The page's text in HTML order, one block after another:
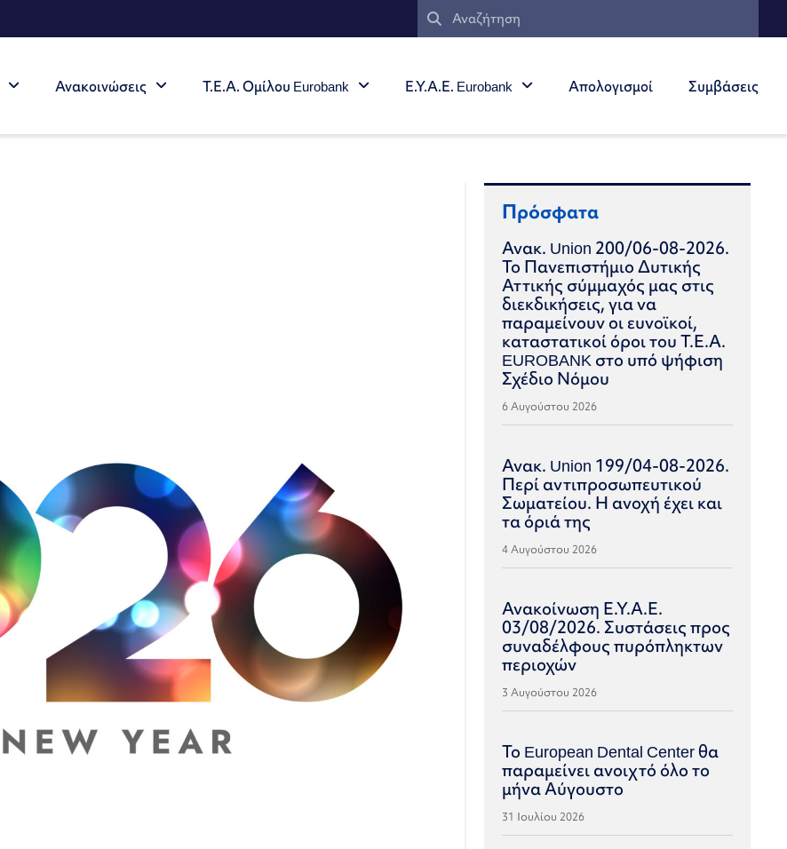
Ανακοινώσεις Τ.Ε.Α. Ομίλου Eurobank Ε.Υ.Α.Ε. Eurobank Απολογισμοί Συμβάσεις
Πρόσφατα
Ανακ. Union 200/06-08-2026.
Το Πανεπιστήμιο Δυτικής
Αττικής σύμμαχός μας στις
διεκδικήσεις, για να
παραμείνουν οι ευνοϊκοί,
καταστατικοί όροι του Τ.Ε.Α.
EUROBANK στο υπό ψήφιση
Σχέδιο Νόμου
6 Αυγούστου 2026
Ανακ. Union 199/04-08-2026.
Περί αντιπροσωπευτικού
Σωματείου. Η ανοχή έχει και
τα όριά της
4 Αυγούστου 2026
Ανακοίνωση Ε.Υ.Α.Ε.
03/08/2026. Συστάσεις προς
συναδέλφους πυρόπληκτων
περιοχών
3 Αυγούστου 2026
Το European Dental Center θα
παραμείνει ανοιχτό όλο το
μήνα Αύγουστο
31 Ιουλίου 2026